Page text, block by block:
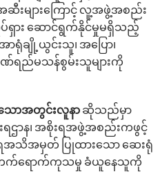
ဆီးများကြောင့် လူ့အဖွဲ့အစည်း
ရှား ဆောင်ရွက်နိုင်မှုမရှိသည့်
ရုံချို့ယွင်းသူ၊ အပြော၊
ဏ်ရည်မသန်စွမ်းသူများကို
ောအတွင်းလူနာ ဆိုသည်မှာ
ဌာန၊ အစိုးရအဖွဲ့အစည်းကဖွင့်
သိအမှတ် ပြုထားသော ဆေးရုံ
တက်ရောက်ကုသမှု ခံယူနေသူကို